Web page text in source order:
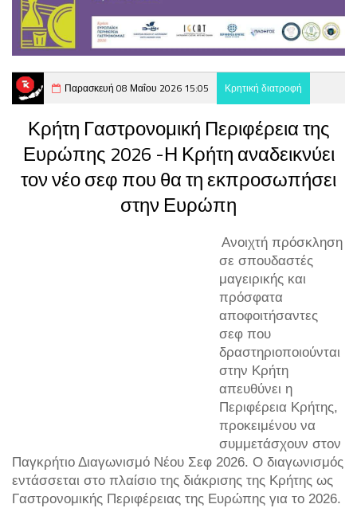
Παρασκευή 08 Μαΐου 2026 15:05 Κρητική διατροφή
Κρήτη Γαστρονομική Περιφέρεια της
Ευρώπης 2026 -Η Κρήτη αναδεικνύει
τον νέο σεφ που θα τη εκπροσωπήσει
στην Ευρώπη
Ανοιχτή πρόσκληση
σε σπουδαστές
μαγειρικής και
πρόσφατα
αποφοιτήσαντες
σεφ που
δραστηριοποιούνται
στην Κρήτη
απευθύνει η
Περιφέρεια Κρήτης,
προκειμένου να
συμμετάσχουν στον
Παγκρήτιο Διαγωνισμό Νέου Σεφ 2026. Ο διαγωνισμός
εντάσσεται στο πλαίσιο της διάκρισης της Κρήτης ως
Γαστρονομικής Περιφέρειας της Ευρώπης για το 2026.